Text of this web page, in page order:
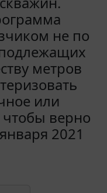
не по
метров
или
чтобы верно
2021